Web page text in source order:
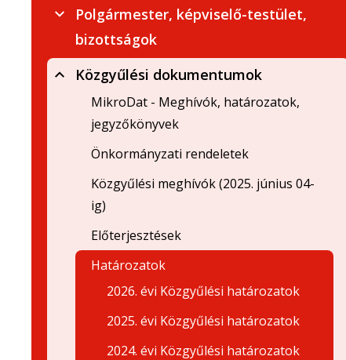
Polgármester, képviselő-testület,
bizottságok
Közgyűlési dokumentumok
MikroDat - Meghívók, határozatok,
jegyzőkönyvek
Önkormányzati rendeletek
Közgyűlési meghívók (2025. június 04-
ig)
Előterjesztések
Határozatok
2026. évi Közgyűlési határozatok
2025. évi Közgyűlési határozatok
2024. évi Közgyűlési határozatok